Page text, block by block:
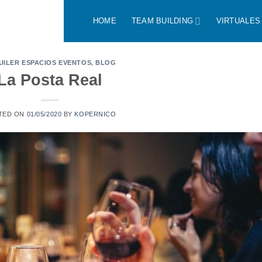
HOME TEAM BUILDING VIRTUALES
ESPACIOS EVENTOS,BLOG
Posta Real
ON 01/05/2020 BY KOPERNICO